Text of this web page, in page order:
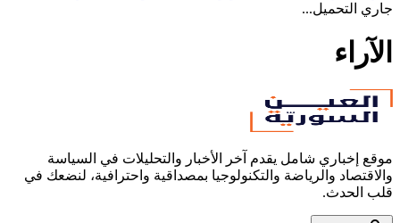
جاري التحميل...
الآراء
موقع إخباري شامل يقدم آخر الأخبار والتحليلات في السياسة
والاقتصاد والرياضة والتكنولوجيا بمصداقية واحترافية، لنضعك في
قلب الحدث.